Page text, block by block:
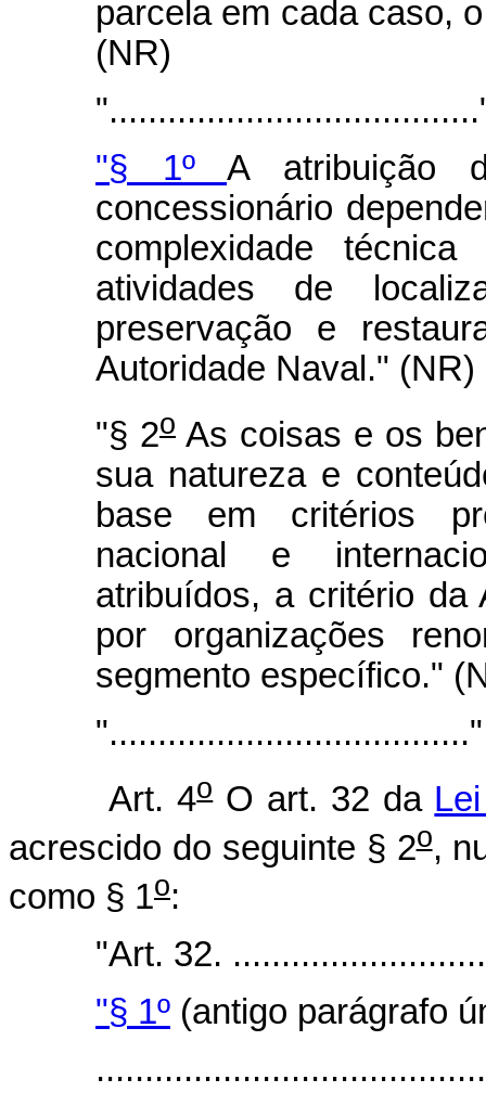
parcela em cada caso,
(NR)
"§ 1º A atribuição
concessionário
complexidade
atividades de
preservação e
Autoridade Naval." (NR)
"§ 2o As coisas e os
sua natureza e
base em critérios
nacional e
atribuídos, a critério da
por organizações
segmento específico."
"....................................."
Art. 4oO art. 32 da
acrescido do seguinte § 2o,
como § 1o:
"Art. 32.
"§ 1º (antigo parágrafo